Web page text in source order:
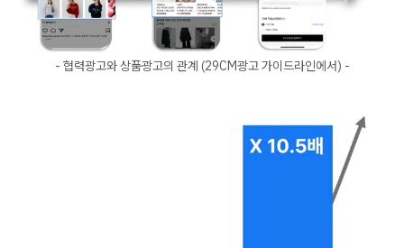
- 협력광고와 상품광고의 관계 (29CM광고 가이드라인에서) -